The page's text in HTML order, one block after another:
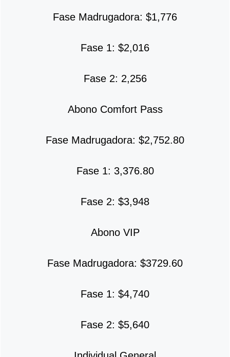
Fase Madrugadora: $1,776
Fase 1: $2,016
Fase 2: 2,256
Abono Comfort Pass
Fase Madrugadora: $2,752.80
Fase 1: 3,376.80
Fase 2: $3,948
Abono VIP
Fase Madrugadora: $3729.60
Fase 1: $4,740
Fase 2: $5,640